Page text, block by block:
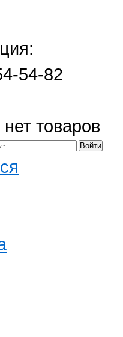
54-82
товаров